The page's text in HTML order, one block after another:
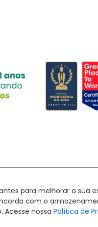
para melhorar a
com o
Acesse nossa Política de
Política de
Feito com
pelo time da